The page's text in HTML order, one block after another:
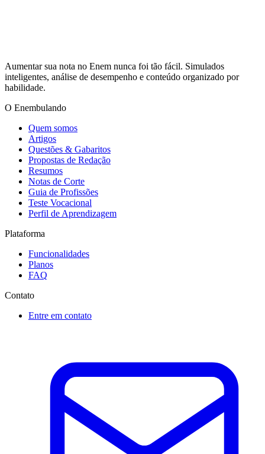
Aumentar sua nota no Enem nunca foi tão fácil. Simulados
inteligentes, análise de desempenho e conteúdo organizado por
habilidade.
O Enembulando
Quem somos
Artigos
Questões & Gabaritos
Propostas de Redação
Resumos
Notas de Corte
Guia de Profissões
Teste Vocacional
Perfil de Aprendizagem
Plataforma
Funcionalidades
Planos
FAQ
Contato
Entre em contato